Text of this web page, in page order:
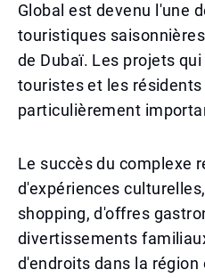
Global est devenu l'une
touristiques
de Dubaï. Les projets
touristes et les
particulièrement
Le succès du complexe
d'expériences
shopping, d'offres
divertissements
d'endroits dans la région